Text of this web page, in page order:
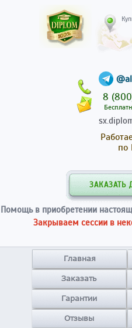
8
по
ЗАКАЗАТЬ
Помощь в приобретении
Закрываем сессии в
Главная
Заказать
Гарантии
Отзывы